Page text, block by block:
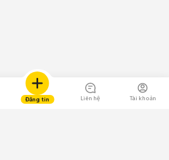
Đăng tin Liên hệ Tài khoản